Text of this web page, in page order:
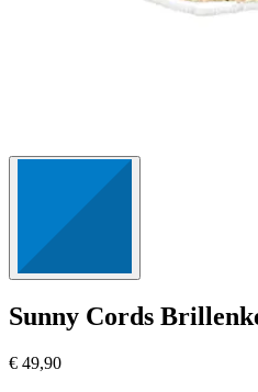
Sunny Cords
€ 49,90